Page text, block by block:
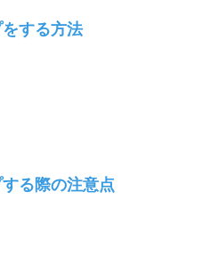
する方法
る際の注意点